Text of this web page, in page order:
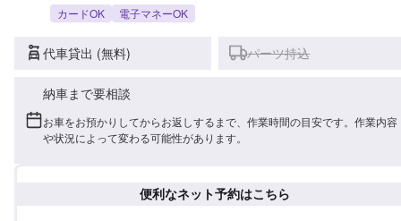
カードOK 電子マネーOK
代車貸出 (無料) パーツ持込
納車まで要相談
お車をお預かりしてからお返しするまで、作業時間の目安です。作業内容
や状況によって変わる可能性があります。
便利なネット予約はこちら